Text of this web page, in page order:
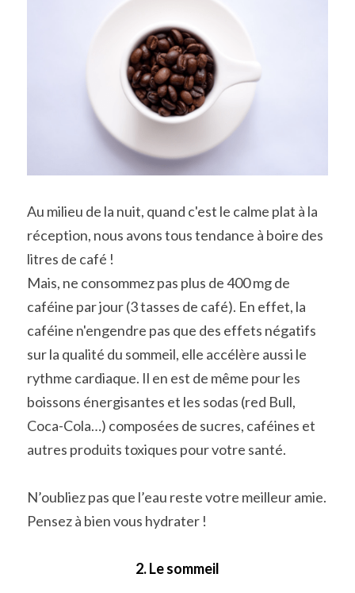
Au milieu de la nuit, quand c'est le calme plat à la
réception, nous avons tous tendance à boire des
litres de café !
Mais, ne consommez pas plus de 400 mg de
caféine par jour (3 tasses de café). En effet, la
caféine n'engendre pas que des effets négatifs
sur la qualité du sommeil, elle accélère aussi le
rythme cardiaque. Il en est de même pour les
boissons énergisantes et les sodas (red Bull,
Coca-Cola…) composées de sucres, caféines et
autres produits toxiques pour votre santé.
N’oubliez pas que l’eau reste votre meilleur amie.
Pensez à bien vous hydrater !
2. Le sommeil